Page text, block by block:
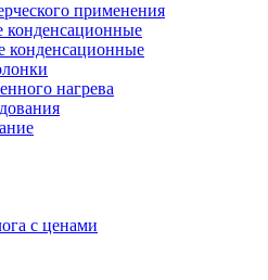
применения
конденсационные
конденсационные
нагрева
с ценами